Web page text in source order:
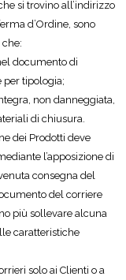
si trovino all’indirizzo
d’Ordine, sono
documento di
per tipologia;
non danneggiata,
di chiusura.
dei Prodotti deve
l’apposizione di
consegna del
del corriere
più sollevare alcuna
caratteristiche
solo ai Clienti o a